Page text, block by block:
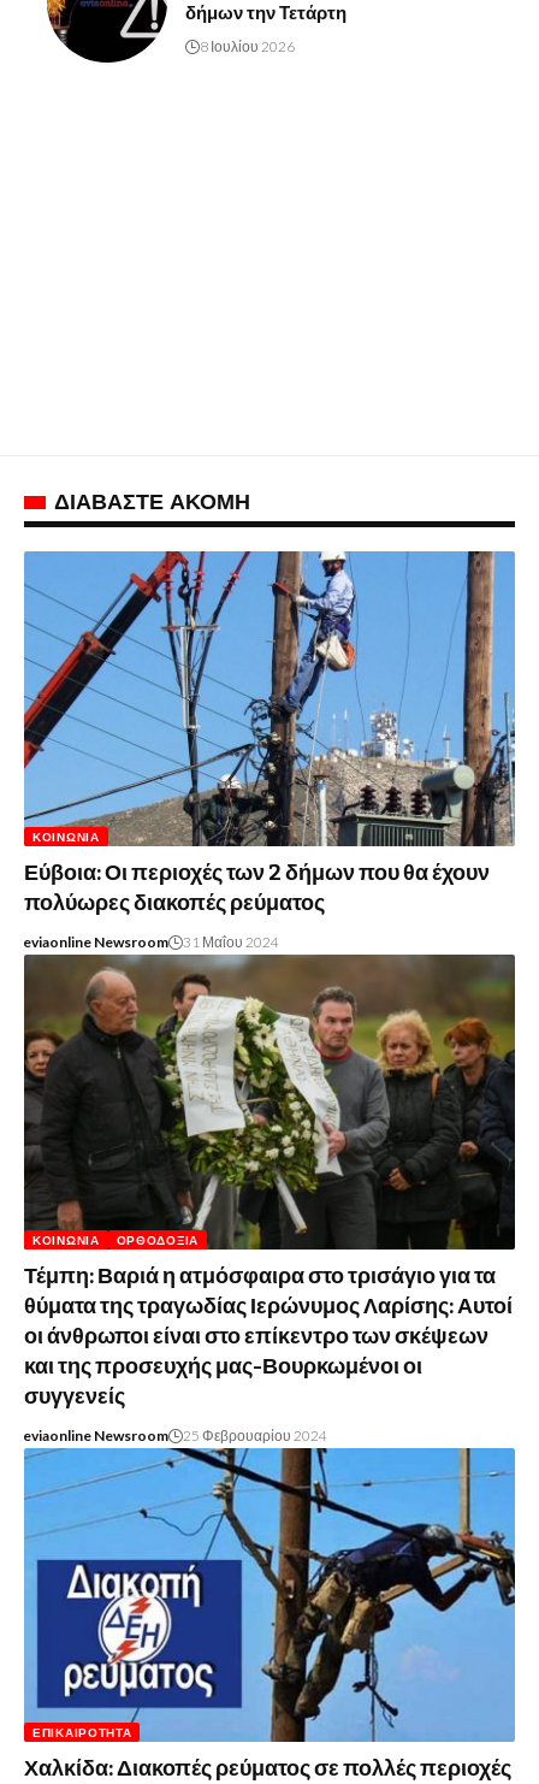
δήμων την Τετάρτη
8 Ιουλίου 2026
ΔΙΑΒΑΣΤΕ ΑΚΟΜΗ
ΚΟΙΝΩΝΊΑ
Εύβοια: Οι περιοχές των 2 δήμων που θα έχουν
πολύωρες διακοπές ρεύματος
eviaonline Newsroom 31 Μαΐου 2024
ΚΟΙΝΩΝΊΑ ΟΡΘΟΔΟΞΊΑ
Τέμπη: Βαριά η ατμόσφαιρα στο τρισάγιο για τα
θύματα της τραγωδίας Ιερώνυμος Λαρίσης: Αυτοί
οι άνθρωποι είναι στο επίκεντρο των σκέψεων
και της προσευχής μας-Βουρκωμένοι οι
συγγενείς
eviaonline Newsroom 25 Φεβρουαρίου 2024
ΕΠΙΚΑΙΡΌΤΗΤΑ
Χαλκίδα: Διακοπές ρεύματος σε πολλές περιοχές